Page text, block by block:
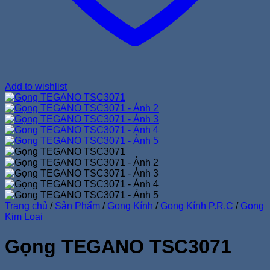
Add to wishlist
Trang chủ / Sản Phẩm / Gọng Kính / Gọng Kính P.R.C / Gọng
Kim Loại
Gọng TEGANO TSC3071